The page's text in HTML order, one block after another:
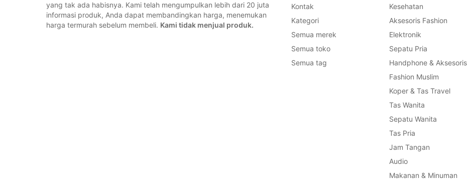
yang tak ada habisnya. Kami telah mengumpulkan lebih dari 20 juta
informasi produk, Anda dapat membandingkan harga, menemukan
harga termurah sebelum membeli. Kami tidak menjual produk.
Kontak
Kategori
Semua merek
Semua toko
Semua tag
Kesehatan
Aksesoris Fashion
Elektronik
Sepatu Pria
Handphone & Aksesoris
Fashion Muslim
Koper & Tas Travel
Tas Wanita
Sepatu Wanita
Tas Pria
Jam Tangan
Audio
Makanan & Minuman